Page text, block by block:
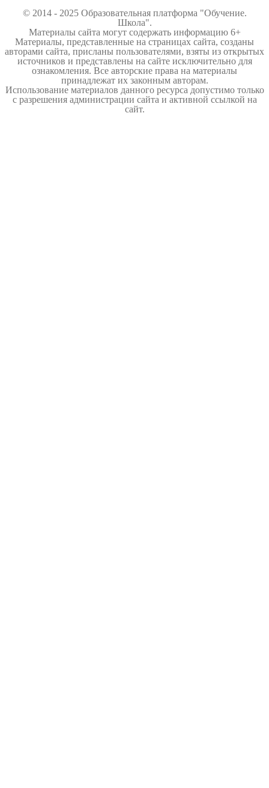
© 2014 - 2025 Образовательная платформа "Обучение.
Школа".
Материалы сайта могут содержать информацию 6+
Материалы, представленные на страницах сайта, созданы
авторами сайта, присланы пользователями, взяты из открытых
источников и представлены на сайте исключительно для
ознакомления. Все авторские права на материалы
принадлежат их законным авторам.
Использование материалов данного ресурса допустимо только
с разрешения администрации сайта и активной ссылкой на
сайт.